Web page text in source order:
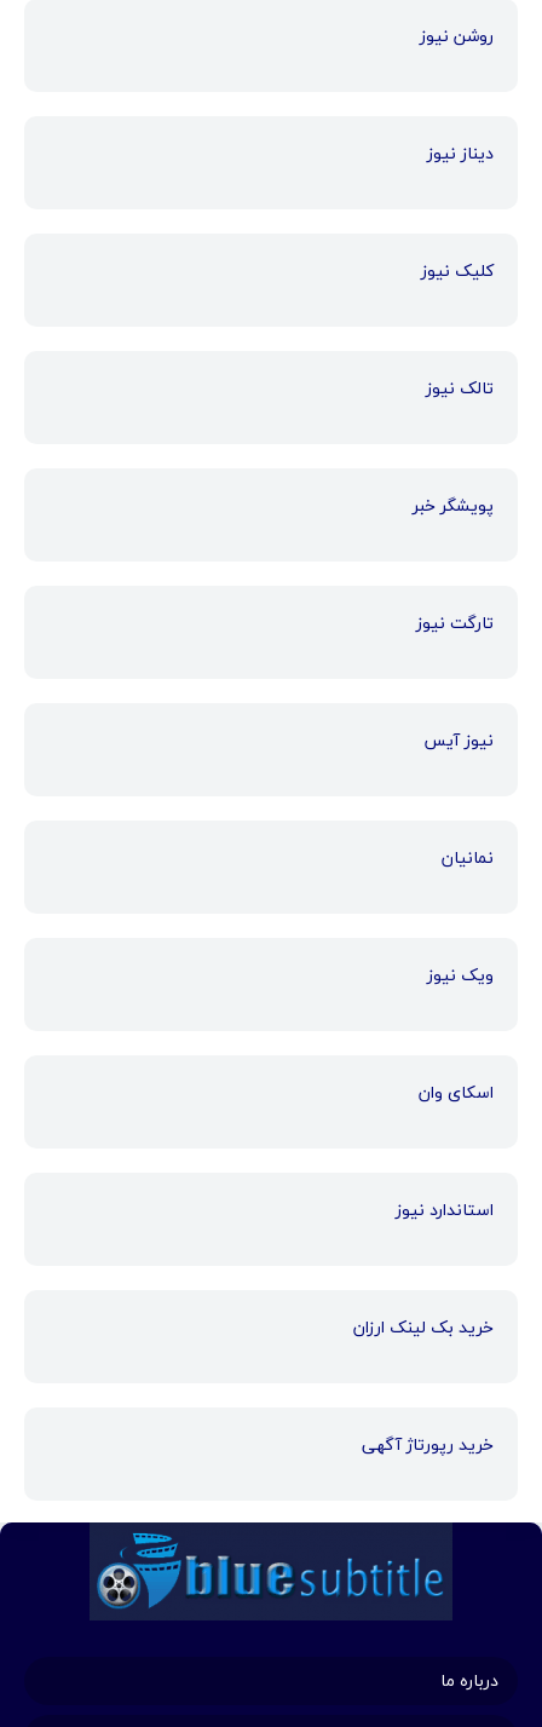
روشن نیوز
دیناز نیوز
کلیک نیوز
تالک نیوز
پویشگر خبر
تارگت نیوز
نیوز آیس
نمانیان
ویک نیوز
اسکای وان
استاندارد نیوز
خرید بک لینک ارزان
خرید رپورتاژ آگهی
درباره ما